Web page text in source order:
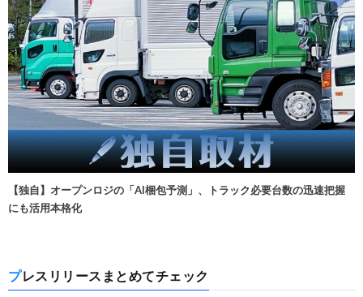
【独自】オープンロジの「AI梱包予測」、トラック必要台数の迅速把握
にも活用本格化
プレスリリースまとめてチェック